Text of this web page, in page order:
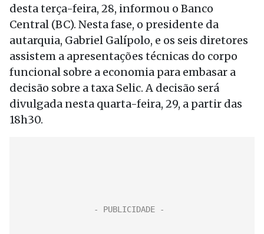
desta terça-feira, 28, informou o Banco
Central (BC). Nesta fase, o presidente da
autarquia, Gabriel Galípolo, e os seis diretores
assistem a apresentações técnicas do corpo
funcional sobre a economia para embasar a
decisão sobre a taxa Selic. A decisão será
divulgada nesta quarta-feira, 29, a partir das
18h30.